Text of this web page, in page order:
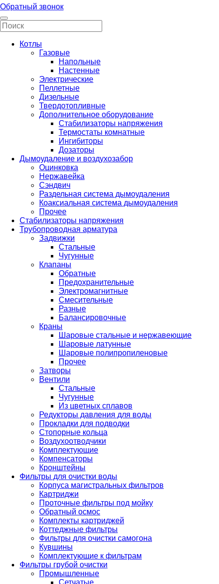
Обратный звонок
Котлы
Газовые
Напольные
Настенные
Электрические
Пеллетные
Дизельные
Твердотопливные
Дополнительное оборудование
Стабилизаторы напряжения
Термостаты комнатные
Ингибиторы
Дозаторы
Дымоудаление и воздухозабор
Оцинковка
Нержавейка
Сэндвич
Раздельная система дымоудаления
Коаксиальная система дымоудаления
Прочее
Стабилизаторы напряжения
Трубопроводная арматура
Задвижки
Стальные
Чугунные
Клапаны
Обратные
Предохранительные
Электромагнитные
Смесительные
Разные
Балансировочные
Краны
Шаровые стальные и нержавеющие
Шаровые латунные
Шаровые полипропиленовые
Прочее
Затворы
Вентили
Стальные
Чугунные
Из цветных сплавов
Редукторы давления для воды
Прокладки для подводки
Стопорные кольца
Воздухоотводчики
Комплектующие
Компенсаторы
Кронштейны
Фильтры для очистки воды
Корпуса магистральных фильтров
Картриджи
Проточные фильтры под мойку
Обратный осмос
Комплекты картриджей
Коттеджные фильтры
Фильтры для очистки самогона
Кувшины
Комплектующие к фильтрам
Фильтры грубой очистки
Промышленные
Сетчатые